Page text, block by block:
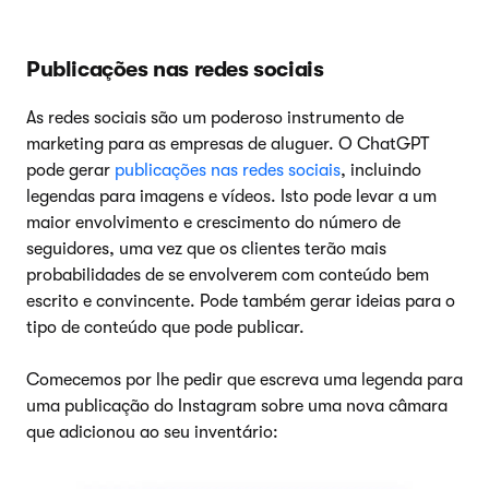
Publicações nas redes sociais
As redes sociais são um poderoso instrumento de
marketing para as empresas de aluguer. O ChatGPT
pode gerar publicações nas redes sociais, incluindo
legendas para imagens e vídeos. Isto pode levar a um
maior envolvimento e crescimento do número de
seguidores, uma vez que os clientes terão mais
probabilidades de se envolverem com conteúdo bem
escrito e convincente. Pode também gerar ideias para o
tipo de conteúdo que pode publicar.
Comecemos por lhe pedir que escreva uma legenda para
uma publicação do Instagram sobre uma nova câmara
que adicionou ao seu inventário: